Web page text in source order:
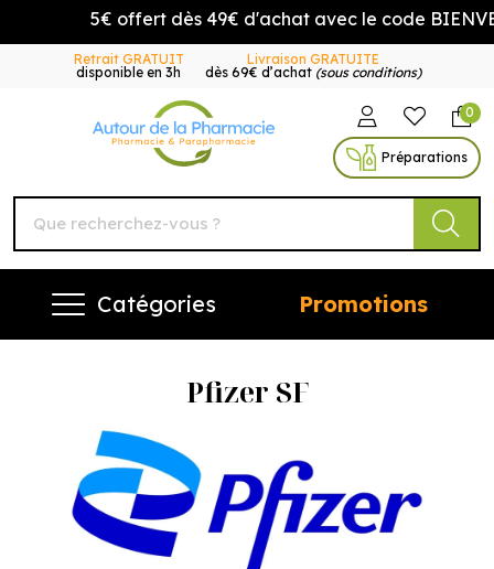
5€ offert dès 49€ d'achat avec le code
Retrait GRATUIT
disponible en 3h
Livraison GRATUITE
dès 69€ d’achat (sous conditions)
Autour de la Pharmacie
0
Préparations
Catégories Promotions
Pfizer SF